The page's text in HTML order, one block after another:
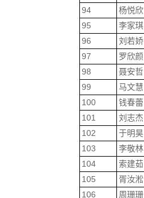
94
杨悦欣
95
李家琪
96
刘若娇
97
罗欣颜
98
聂安哲
99
马文慧
100
钱春蕾
101
刘志杰
102
于明昊
103
李敬林
104
索建茹
105
胥汝淞
106
周珊珊